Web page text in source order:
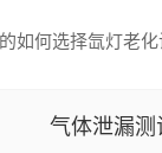
如何选择氙灯老
气体泄漏测